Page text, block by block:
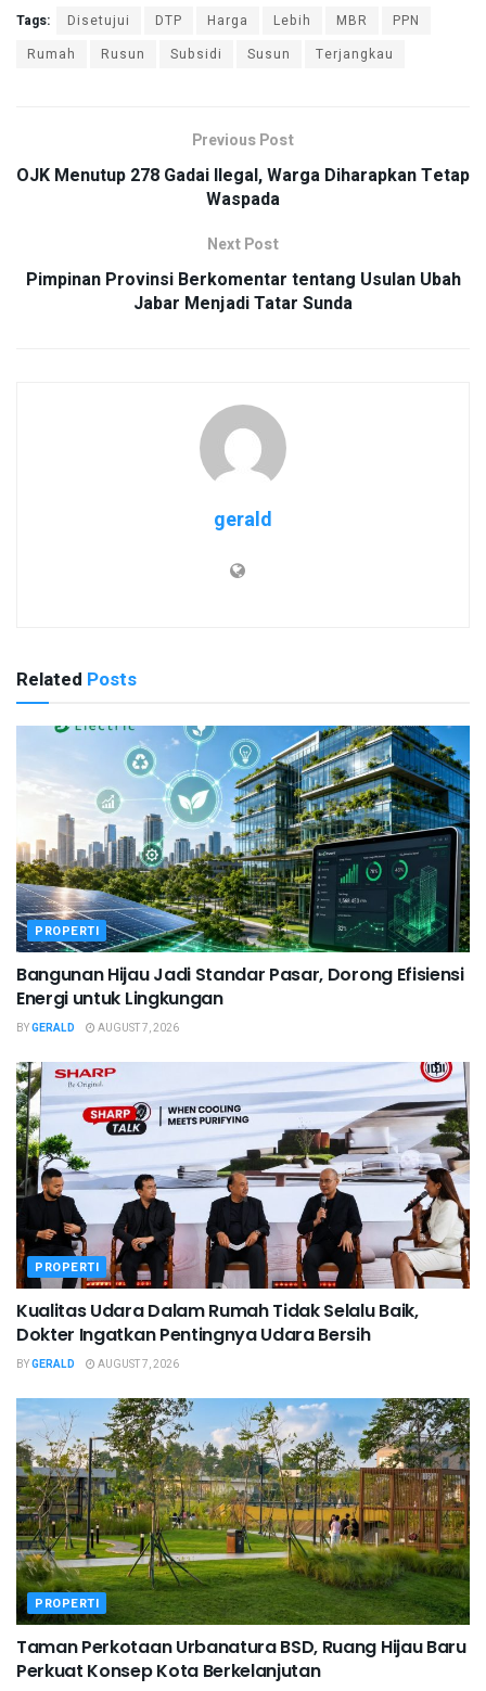
Tags: Disetujui DTP Harga Lebih MBR
PPN
Rumah
Rusun Subsidi Susun Terjangkau
Previous Post
OJK Menutup 278 Gadai Ilegal, Warga Diharapkan Tetap
Waspada
Next Post
Pimpinan Provinsi Berkomentar tentang Usulan Ubah
Jabar Menjadi Tatar Sunda
gerald
Related Posts
PROPERTI
Bangunan Hijau Jadi Standar Pasar, Dorong Efisiensi
Energi untuk Lingkungan
BYGERALD AUGUST 7, 2026
PROPERTI
Kualitas Udara Dalam Rumah Tidak Selalu Baik,
Dokter Ingatkan Pentingnya Udara Bersih
BYGERALD AUGUST 7, 2026
PROPERTI
Taman Perkotaan Urbanatura BSD, Ruang Hijau Baru
Perkuat Konsep Kota Berkelanjutan